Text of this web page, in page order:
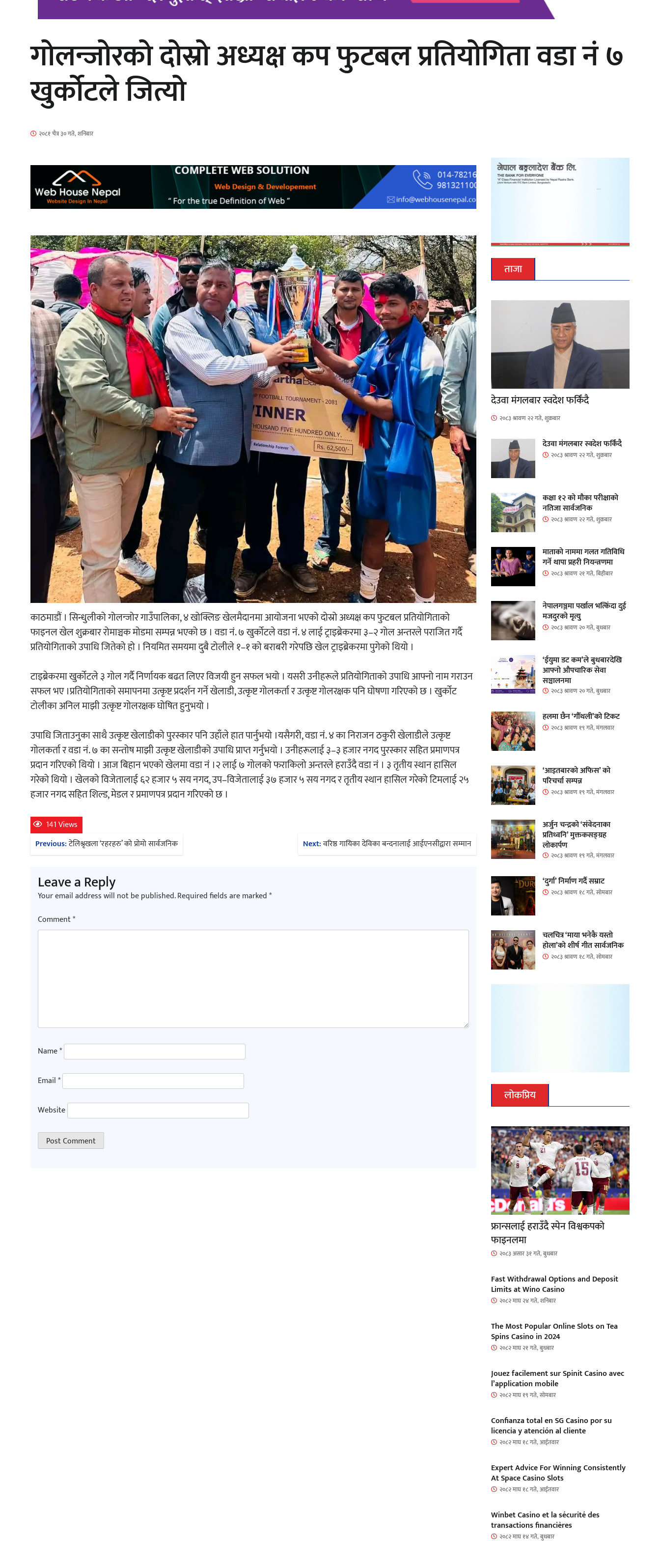
‘आइतबारको अफिस’ को परिचर्चा सम्पन्न
अर्जुन चन्द्रको ‘संवेदनाका प्रतिध्वनि’
मुक्तकसङ्ग्रह लोकार्पण
‘दुर्गा’ निर्माण गर्दै सम्राट
गोलन्जोरको दोस्रो अध्यक्ष कप फुटबल प्रतियोगिता वडा नं ७
खुर्कोटले जित्यो
२०८१ चैत्र ३० गते, शनिबार
काठमाडौं । सिन्धुलीको गोलन्जोर गाउँपालिका, ४ खोक्लिङ खेलमैदानमा आयोजना भएको दोस्रो अध्यक्ष कप फुटबल प्रतियोगिताको
फाइनल खेल शुक्रबार रोमाञ्चक मोडमा सम्पन्न भएको छ । वडा नं. ७ खुर्कोटले वडा नं. ४ लाई ट्राइब्रेकरमा ३–२ गोल अन्तरले पराजित गर्दै
प्रतियोगिताको उपाधि जितेको हो । नियमित समयमा दुबै टोलीले १–१ को बराबरी गरेपछि खेल ट्राइब्रेकरमा पुगेको थियो ।
टाइब्रेकरमा खुर्कोटले ३ गोल गर्दै निर्णायक बढत लिएर विजयी हुन सफल भयो । यसरी उनीहरूले प्रतियोगिताको उपाधि आफ्नो नाम गराउन
सफल भए ।प्रतियोगिताको समापनमा उत्कृष्ट प्रदर्शन गर्ने खेलाडी, उत्कृष्ट गोलकर्ता र उत्कृष्ट गोलरक्षक पनि घोषणा गरिएको छ । खुर्कोट
टोलीका अनिल माझी उत्कृष्ट गोलरक्षक घोषित हुनुभयो ।
उपाधि जिताउनुका साथै उत्कृष्ट खेलाडीको पुरस्कार पनि उहाँले हात पार्नुभयो ।यसैगरी, वडा नं. ४ का निराजन ठकुरी खेलाडीले उत्कृष्ट
गोलकर्ता र वडा नं. ७ का सन्तोष माझी उत्कृष्ट खेलाडीको उपाधि प्राप्त गर्नुभयो । उनीहरूलाई ३–३ हजार नगद पुरस्कार सहित प्रमाणपत्र
प्रदान गरिएको थियो । आज बिहान भएको खेलमा वडा नं ।२ लाई ७ गोलको फराकिलो अन्तरले हराउँदै वडा नं । ३ तृतीय स्थान हासिल
गरेको थियो । खेलको विजेतालाई ६२ हजार ५ सय नगद, उप–विजेतालाई ३७ हजार ५ सय नगद र तृतीय स्थान हासिल गरेको टिमलाई २५
हजार नगद सहित शिल्ड, मेडल र प्रमाणपत्र प्रदान गरिएको छ ।
141 Views
Post
navigation
Previous:टेलिश्रृखला ‘रहरहरु’ को प्रोमो सार्वजनिक Next:वरिष्ठ गायिका देविका बन्दनालाई आईएनसीद्वारा सम्मान
Leave a Reply
Your email address will not be published.Required fields are marked*
Comment*
Name*
Email*
Website
ताजा
देउवा मंगलबार स्वदेश फर्किंदै
२०८३ श्रावण २२ गते, शुक्रबार
देउवा मंगलबार स्वदेश फर्किंदै
२०८३ श्रावण २२ गते, शुक्रबार
कक्षा १२ को मौका परीक्षाको
नतिजा सार्वजनिक
२०८३ श्रावण २२ गते, शुक्रबार
माताकाे नाममा गलत गतिविधि
गर्ने थापा प्रहरी नियन्त्रणमा
२०८३ श्रावण २१ गते, बिहीबार
नेपालगञ्जमा पर्खाल भत्किँदा दुई
मजदुरको मृत्यु
२०८३ श्रावण २० गते, बुधबार
‘ईयुमा डट कम’ले बुधबारदेखि
आफ्नो औपचारिक सेवा
सञ्चालनमा
२०८३ श्रावण २० गते, बुधबार
हलमा छैन ‘गौँथली’को टिकट
२०८३ श्रावण १९ गते, मंगलवार
‘आइतबारको अफिस’ को
परिचर्चा सम्पन्न
२०८३ श्रावण १९ गते, मंगलवार
अर्जुन चन्द्रको ‘संवेदनाका
प्रतिध्वनि’ मुक्तकसङ्ग्रह
लोकार्पण
२०८३ श्रावण १९ गते, मंगलवार
‘दुर्गा’ निर्माण गर्दै सम्राट
२०८३ श्रावण १८ गते, सोमबार
चलचित्र ‘माया भनेकै यस्तो
होला’को शीर्ष गीत सार्वजनिक
२०८३ श्रावण १८ गते, सोमबार
लोकप्रिय
फ्रान्सलाई हराउँदै स्पेन विश्वकपको
फाइनलमा
२०८३ असार ३१ गते, बुधबार
Fast Withdrawal Options and Deposit
Limits at Wino Casino
२०८२ माघ २४ गते, शनिबार
The Most Popular Online Slots on Tea
Spins Casino in 2024
२०८२ माघ २१ गते, बुधबार
Jouez facilement sur Spinit Casino avec
l’application mobile
२०८२ माघ १९ गते, सोमबार
Confianza total en SG Casino por su
licencia y atención al cliente
२०८२ माघ १८ गते, आईतवार
Expert Advice For Winning Consistently
At Space Casino Slots
२०८२ माघ १८ गते, आईतवार
Winbet Casino et la sécurité des
transactions financières
२०८२ माघ १४ गते, बुधबार